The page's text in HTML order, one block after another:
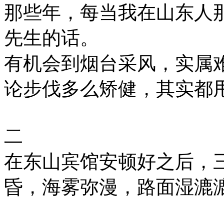
那些年，每当我在山东人
先生的话。
有机会到烟台采风，实属
论步伐多么矫健，其实都
二
在东山宾馆安顿好之后，
昏，海雾弥漫，路面湿漉